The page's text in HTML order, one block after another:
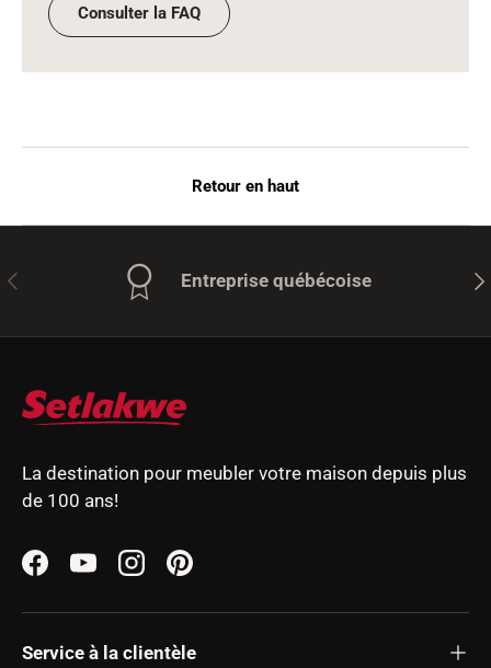
Consulter la FAQ
Retour en haut
Précédent Entreprise québécoise
La destination pour meubler votre maison depuis plus
de 100 ans!
FacebookYouTubeInstagramPinterest
Service à la clientèle